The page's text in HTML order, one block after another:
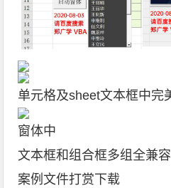
单元格及sheet文本框中完
窗体中
文本框和组合框多组全兼容
案例文件打赏下载